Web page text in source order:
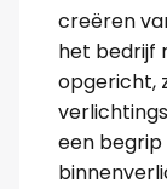
creëren
het bedrijf
opgericht,
een